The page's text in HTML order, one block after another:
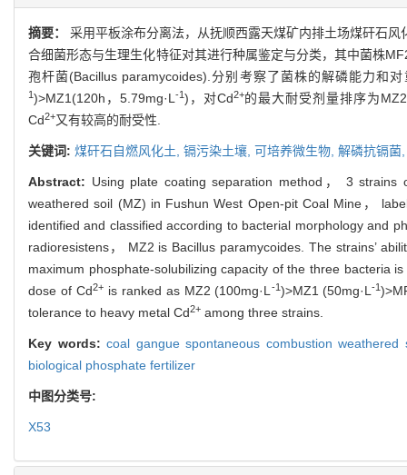
摘要： 采用平板涂布分离法，从抚顺西露天煤矿内排土场煤矸石
合细菌形态与生理生化特征对其进行种属鉴定与分类，其中菌株
孢杆菌(Bacillus paramycoides).分别考察了菌株的解磷能力和
1)>MZ1(120h，5.79mg·L-1)，对Cd2+的最大耐受剂量排序为
Cd2+又有较高的耐受性.
关键词: 煤矸石自燃风化土, 镉污染土壤, 可培养微生物, 解磷抗镉
Abstract: Using plate coating separation method， 3
weathered soil (MZ) in Fushun West Open-pit Coal Mine，
identified and classified according to bacterial morphology and
radioresistens， MZ2 is Bacillus paramycoides. The strains’
maximum phosphate-solubilizing capacity of the three bacteria
dose of Cd2+is ranked as MZ2 (100mg·L-1)>MZ1 (50mg·L-1
tolerance to heavy metal Cd2+ among three strains.
Key words: coal gangue spontaneous combustion
biological phosphate fertilizer
中图分类号:
X53